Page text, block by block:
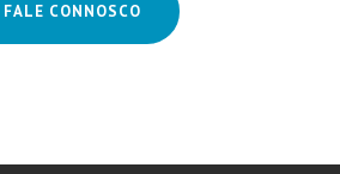
FALE CONNOSCO